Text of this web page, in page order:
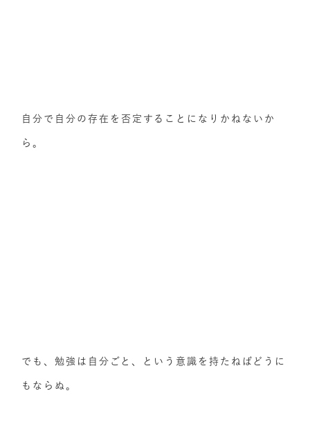
自分で自分の存在を否定することになりかねないか
ら。
でも、勉強は自分ごと、という意識を持たねばどうに
もならぬ。